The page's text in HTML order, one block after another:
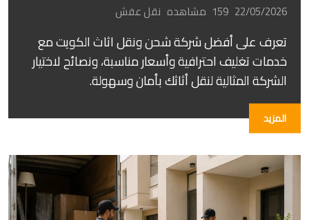
22/05/2026 159 مشاهده نقل عفش
تعرف على أفضل شركة شحن ونقل اثاث الكويت مع
خدمات تغليف احترافية وأسعار مناسبة، ونصائح لاختيار
الشركة المثالية لنقل أثاثك بأمان وسهولة.
المزيد